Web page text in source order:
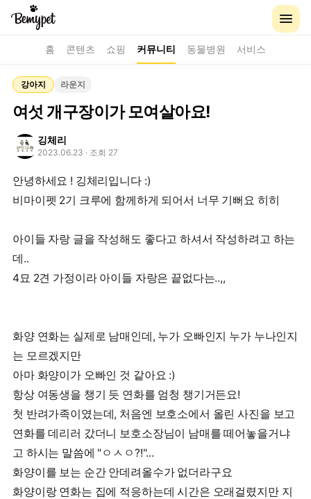
홈 콘텐츠 쇼핑 커뮤니티 동물병원 서비스
강아지 라운지
여섯 개구장이가 모여살아요!
깅체리
2023.06.23 · 조회 27
안녕하세요 ! 깅체리입니다 :)
비마이펫 2기 크루에 함께하게 되어서 너무 기뻐요 히히
아이들 자랑 글을 작성해도 좋다고 하셔서 작성하려고 하는
데..
4묘 2견 가정이라 아이들 자랑은 끝없다는..,,
화양 연화는 실제로 남매인데, 누가 오빠인지 누가 누나인지
는 모르겠지만
아마 화양이가 오빠인 것 같아요 :)
항상 여동생을 챙기 듯 연화를 엄청 챙기거든요!
첫 반려가족이였는데, 처음엔 보호소에서 올린 사진을 보고
연화를 데리러 갔더니 보호소장님이 남매를 떼어놓을거냐
고 하시는 말씀에 "ㅇㅅㅇ?!"...
화양이를 보는 순간 안데려올수가 없더라구요
화양이랑 연화는 집에 적응하는데 시간은 오래걸렸지만 지